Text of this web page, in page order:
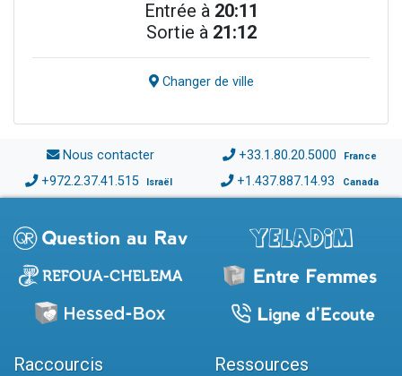
Entrée à 20:11
Sortie à 21:12
Changer de ville
Nous contacter +33.1.80.20.5000 France
+972.2.37.41.515 Israël +1.437.887.14.93 Canada
Raccourcis Ressources